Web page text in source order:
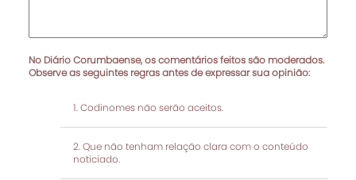
No Diário Corumbaense, os comentários feitos são moderados.
Observe as seguintes regras antes de expressar sua opinião:
Codinomes não serão aceitos.
Que não tenham relação clara com o conteúdo
noticiado.